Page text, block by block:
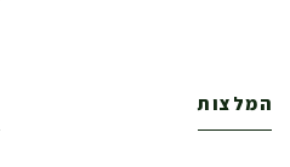
המלצות